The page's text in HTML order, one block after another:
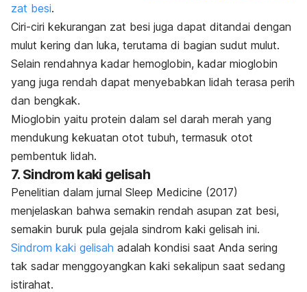
zat besi.
Ciri-ciri kekurangan zat besi juga dapat ditandai dengan
mulut kering dan luka, terutama di bagian sudut mulut.
Selain rendahnya kadar hemoglobin, kadar mioglobin
yang juga rendah dapat menyebabkan lidah terasa perih
dan bengkak.
Mioglobin yaitu protein dalam sel darah merah yang
mendukung kekuatan otot tubuh, termasuk otot
pembentuk lidah.
7. Sindrom kaki gelisah
Penelitian dalam jurnal Sleep Medicine (2017)
menjelaskan bahwa semakin rendah asupan zat besi,
semakin buruk pula gejala sindrom kaki gelisah ini.
Sindrom kaki gelisah adalah kondisi saat Anda sering
tak sadar menggoyangkan kaki sekalipun saat sedang
istirahat.